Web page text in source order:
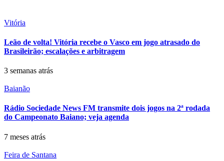
Vitória
Leão de volta! Vitória recebe o Vasco em jogo atrasado do
Brasileirão; escalações e arbitragem
3 semanas atrás
Baianão
Rádio Sociedade News FM transmite dois jogos na 2ª rodada
do Campeonato Baiano; veja agenda
7 meses atrás
Feira de Santana